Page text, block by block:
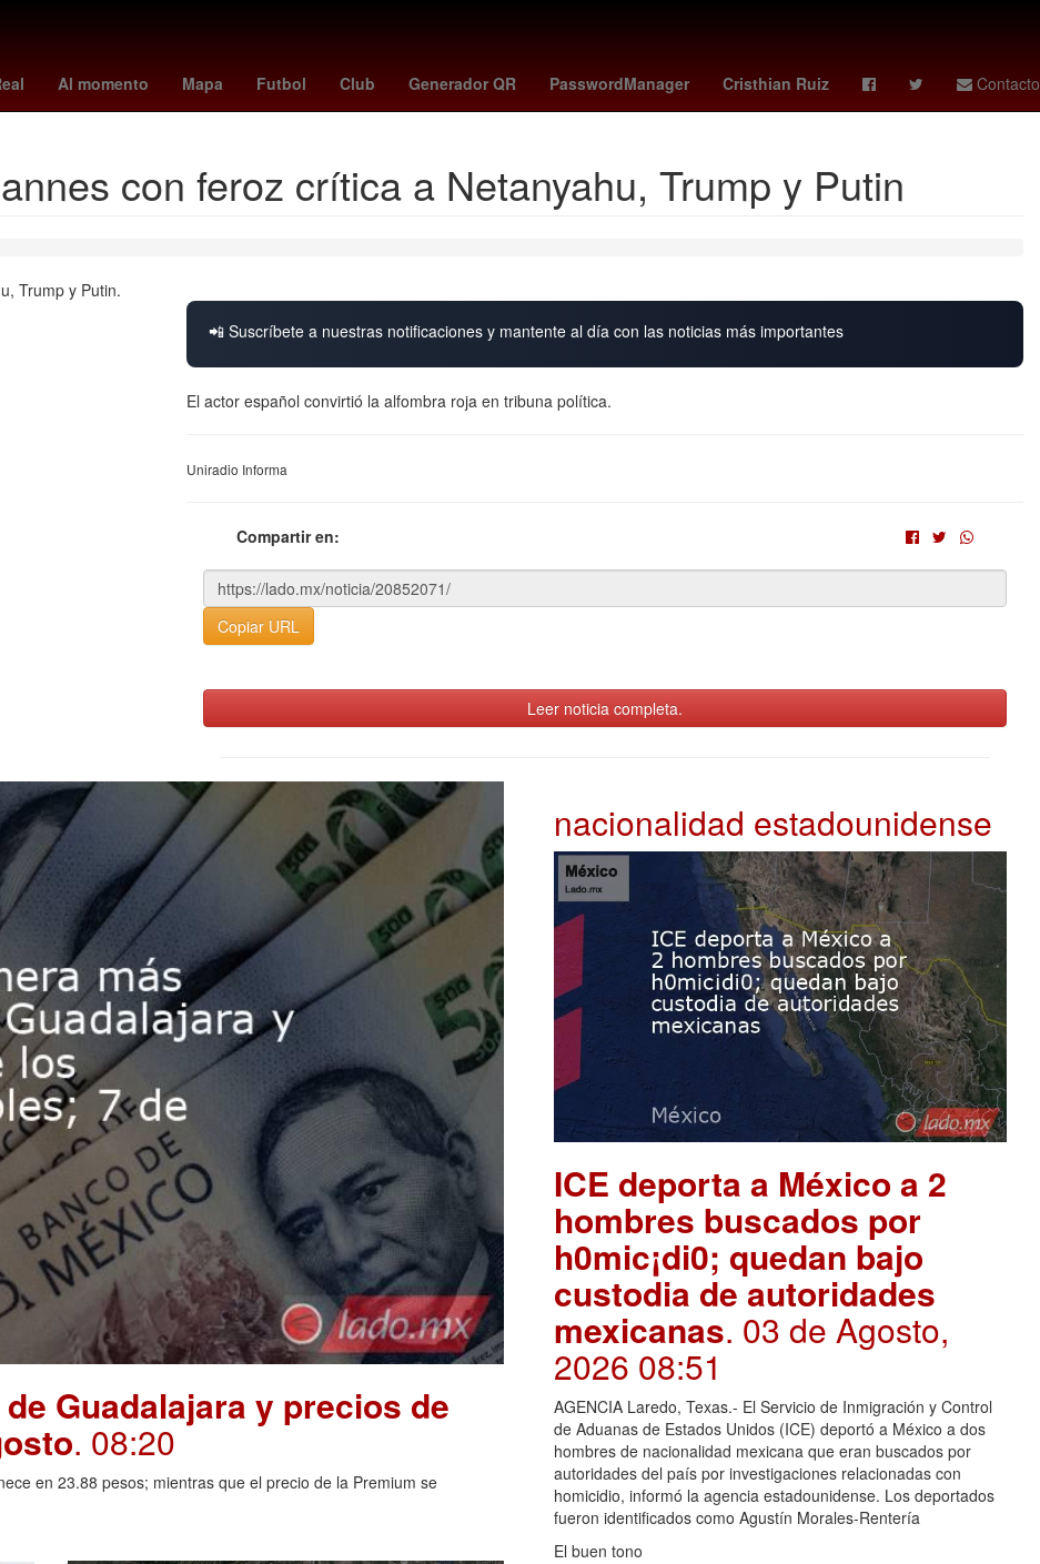
Al momento Mapa Futbol Club Generador QR PasswordManager Cristhian Ruiz Contacto
Perú Dólar estadounidense China nacionalidad estadounidense Venezolanos Colombia christian ebere
con feroz crítica a Netanyahu, Trump y Putin
📲 Suscríbete a nuestras notificaciones y mantente al día con las noticias más importantes
El actor español convirtió la alfombra roja en tribuna política.
Uniradio Informa
Compartir en:
Copiar URL
Leer noticia completa.
Guadalajara y precios de
. 08:20
en 23.88 pesos; mientras que el precio de la Premium se
nacionalidad estadounidense
ICE deporta a México a 2
hombres buscados por
h0mic¡di0; quedan bajo
custodia de autoridades
mexicanas. 03 de Agosto,
2026 08:51
AGENCIA Laredo, Texas.- El Servicio de Inmigración y Control
de Aduanas de Estados Unidos (ICE) deportó a México a dos
hombres de nacionalidad mexicana que eran buscados por
autoridades del país por investigaciones relacionadas con
homicidio, informó la agencia estadounidense. Los deportados
fueron identificados como Agustín Morales-Rentería
El buen tono